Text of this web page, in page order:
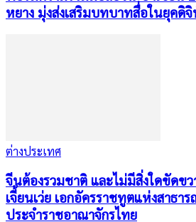
หยาง มุ่งส่งเสริมบทบาทสื่อในยุคดิ
ต่างประเทศ
จีนต้องรวมชาติ และไม่มีสิ่งใดขัดข
เจี้ยนเว่ย เอกอัครราชทูตแห่งสาธ
ประจำราชอาณาจักรไทย